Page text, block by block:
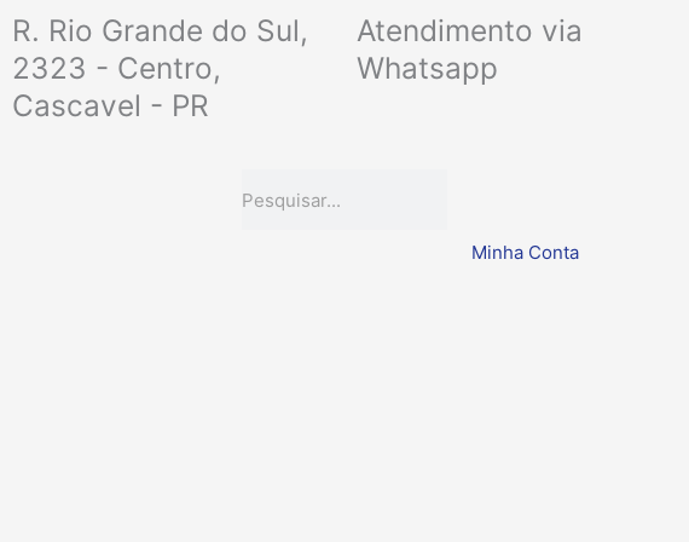
para
conteúdo
R. Rio Grande do Sul,
2323 - Centro,
Cascavel - PR
Atendimento via
Whatsapp
Minha Conta